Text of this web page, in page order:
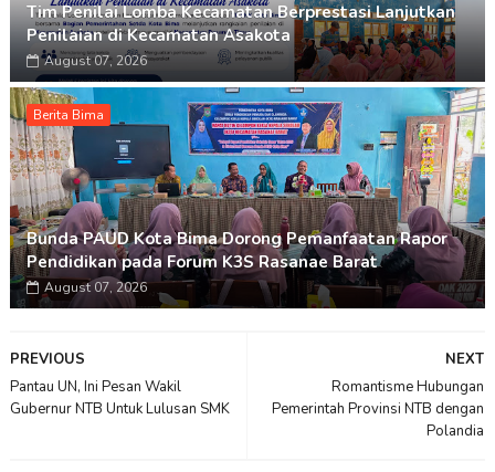
Tim Penilai Lomba Kecamatan Berprestasi Lanjutkan
Penilaian di Kecamatan Asakota
August 07, 2026
Berita Bima
Bunda PAUD Kota Bima Dorong Pemanfaatan Rapor
Pendidikan pada Forum K3S Rasanae Barat
August 07, 2026
NEXT
Romantisme Hubungan
Pemerintah Provinsi NTB dengan
Polandia
PREVIOUS
Pantau UN, Ini Pesan Wakil
Gubernur NTB Untuk Lulusan SMK